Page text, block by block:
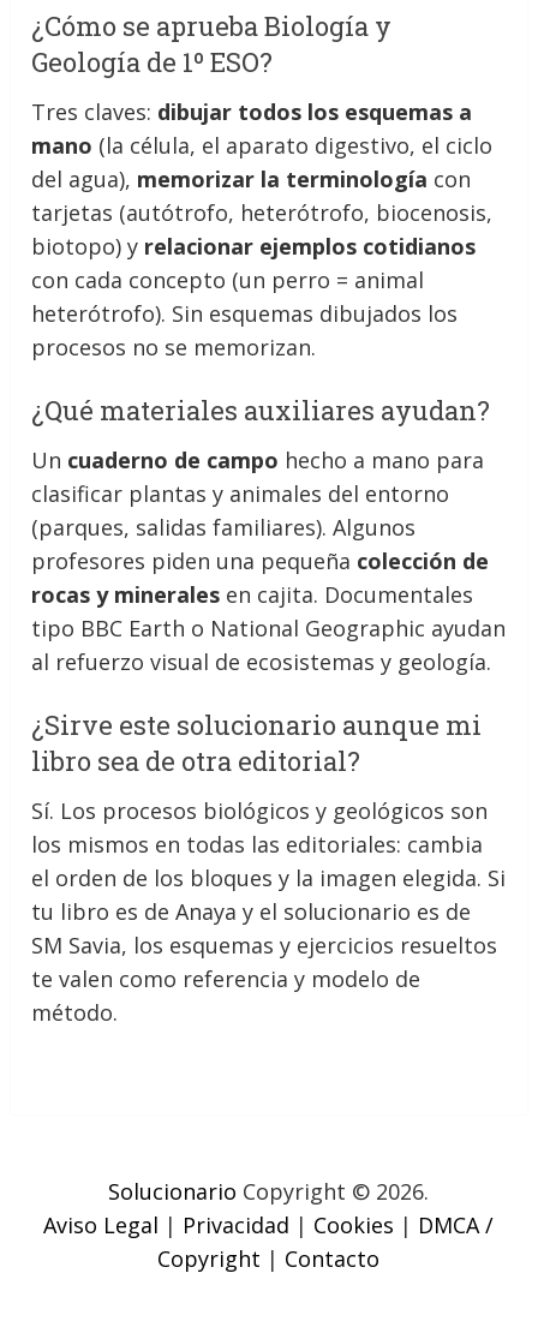
¿Cómo se aprueba Biología y
Geología de 1º ESO?
Tres claves: dibujar todos los esquemas a
mano (la célula, el aparato digestivo, el ciclo
del agua), memorizar la terminología con
tarjetas (autótrofo, heterótrofo, biocenosis,
biotopo) y relacionar ejemplos cotidianos
con cada concepto (un perro = animal
heterótrofo). Sin esquemas dibujados los
procesos no se memorizan.
¿Qué materiales auxiliares ayudan?
Un cuaderno de campo hecho a mano para
clasificar plantas y animales del entorno
(parques, salidas familiares). Algunos
profesores piden una pequeña colección de
rocas y minerales en cajita. Documentales
tipo BBC Earth o National Geographic ayudan
al refuerzo visual de ecosistemas y geología.
¿Sirve este solucionario aunque mi
libro sea de otra editorial?
Sí. Los procesos biológicos y geológicos son
los mismos en todas las editoriales: cambia
el orden de los bloques y la imagen elegida. Si
tu libro es de Anaya y el solucionario es de
SM Savia, los esquemas y ejercicios resueltos
te valen como referencia y modelo de
método.
Solucionario Copyright © 2026.
Aviso Legal | Privacidad | Cookies | DMCA /
Copyright | Contacto